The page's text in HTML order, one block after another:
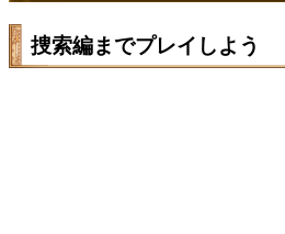
捜索編までプレイしよう